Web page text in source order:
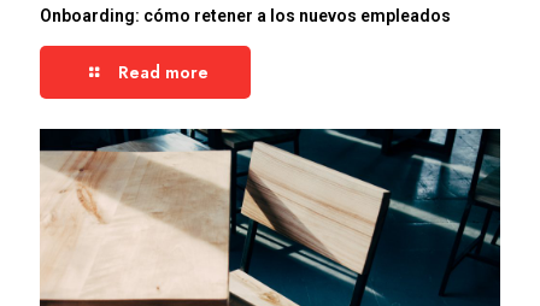
Onboarding: cómo retener a los nuevos empleados
Read more